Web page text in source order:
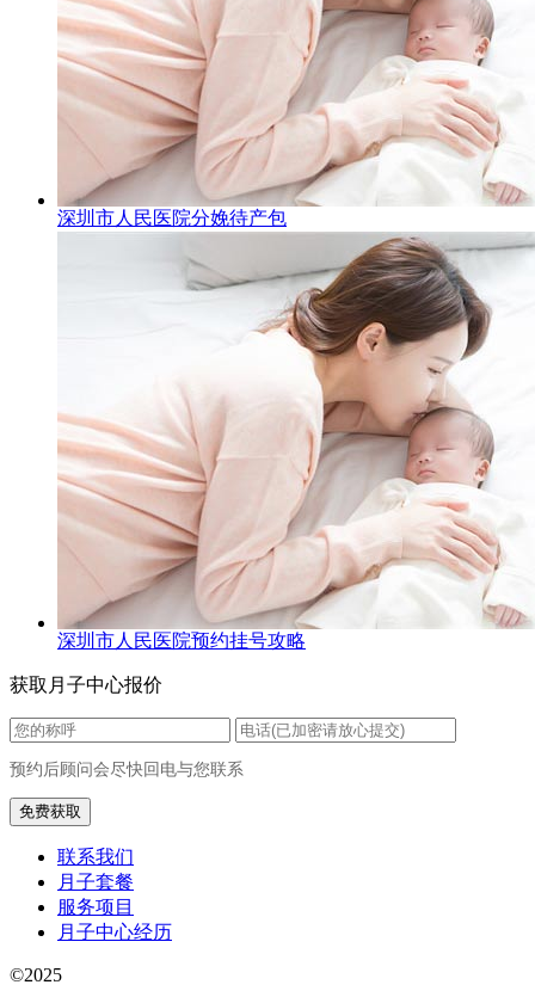
深圳市人民医院分娩待产包
深圳市人民医院预约挂号攻略
获取月子中心报价
预约后顾问会尽快回电与您联系
联系我们
月子套餐
服务项目
月子中心经历
©2025